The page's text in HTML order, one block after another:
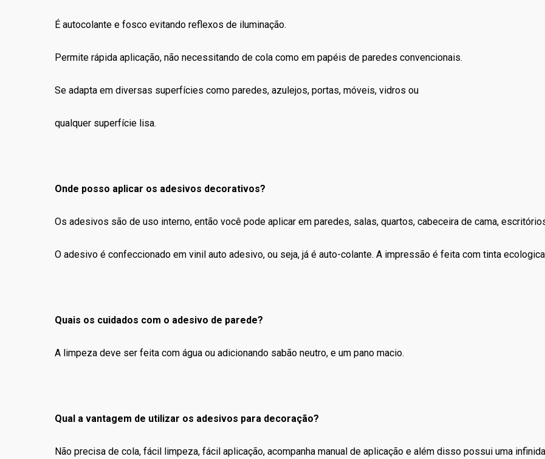
É autocolante e fosco evitando reflexos de iluminação.
Permite rápida aplicação, não necessitando de cola como em papéis de paredes convencionais.
Se adapta em diversas superfícies como paredes, azulejos, portas, móveis, vidros ou
qualquer superfície lisa.
Onde posso aplicar os adesivos decorativos?
Os adesivos são de uso interno, então você pode aplicar em paredes, salas, quartos, cabeceira de cama,
O adesivo é confeccionado em vinil auto adesivo, ou seja, já é auto-colante. A impressão é feita com tinta
Quais os cuidados com o adesivo de parede?
A limpeza deve ser feita com água ou adicionando sabão neutro, e um pano macio.
Qual a vantagem de utilizar os adesivos para decoração?
Não precisa de cola, fácil limpeza, fácil aplicação, acompanha manual de aplicação e além disso possui uma